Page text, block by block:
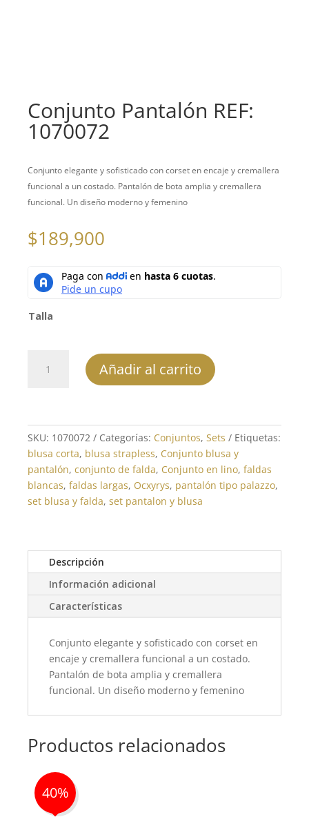
Conjunto Pantalón REF:
1070072
Conjunto elegante y sofisticado con corset en encaje y cremallera
funcional a un costado. Pantalón de bota amplia y cremallera
funcional. Un diseño moderno y femenino
$189,900
Talla
Pantalón
Añadir al carrito
SKU: 1070072 Categorías: Conjuntos, Sets
Etiquetas:
blusa corta, blusa strapless, Conjunto blusa y
pantalón, conjunto de falda, Conjunto en lino, faldas
blancas, faldas largas, Ocxyrys, pantalón tipo palazzo,
set blusa y falda, set pantalon y blusa
Descripción
Información adicional
Características
Conjunto elegante y sofisticado con corset en
encaje y cremallera funcional a un costado.
Pantalón de bota amplia y cremallera
funcional. Un diseño moderno y femenino
Productos relacionados
40%